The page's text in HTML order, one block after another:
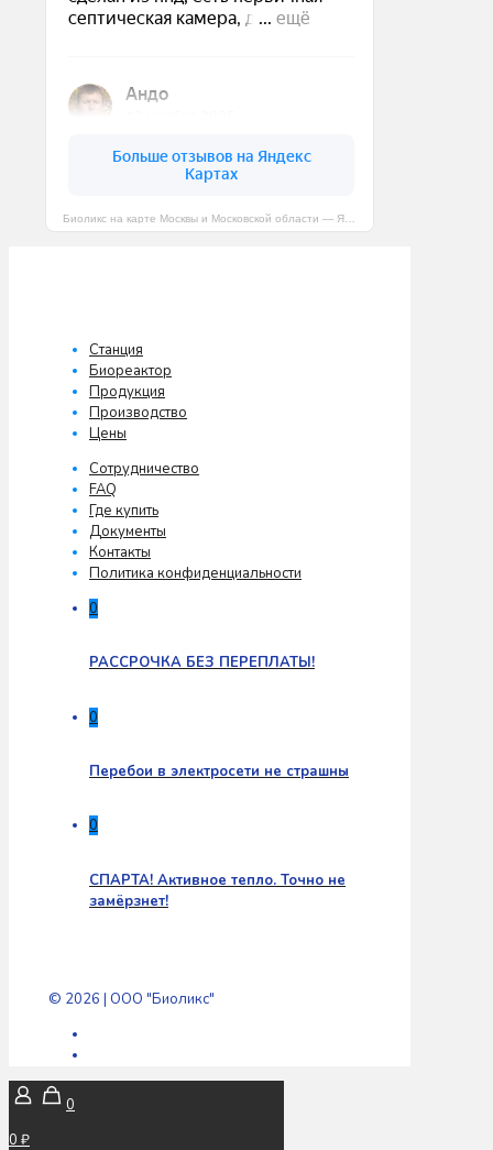
Станция
Биореактор
Продукция
Производство
Цены
Сотрудничество
FAQ
Где купить
Документы
Контакты
Политика конфиденциальности
0
РАССРОЧКА БЕЗ ПЕРЕПЛАТЫ!
0
Перебои в электросети не страшны
0
СПАРТА! Активное тепло. Точно не
замёрзнет!
© 2026 | ООО "Биоликс"
0
0 ₽